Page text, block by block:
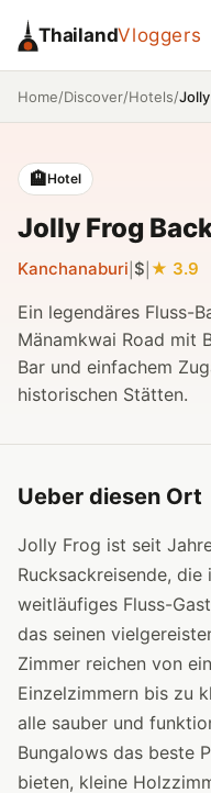
ThailandVloggers
Home/Discover/Hotels/
🏨Hotel
Jolly Frog
Kanchanaburi $ 3.9
Ein legendäres Fluss-
Mänamkwai Road mit
Bar und einfachem
historischen Stätten.
Ueber diesen Ort
Jolly Frog ist seit
Rucksackreisende, die
weitläufiges Fluss-
das seinen
Zimmer reichen von
Einzelzimmern bis zu
alle sauber und
Bungalows das beste
bieten, kleine